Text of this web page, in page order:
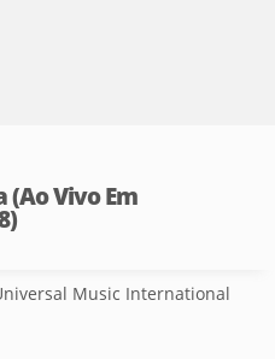
(Ao Vivo Em
Music International